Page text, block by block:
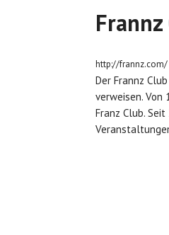
http://frannz.com/
Der Frannz
verweisen. Von
Franz Club.